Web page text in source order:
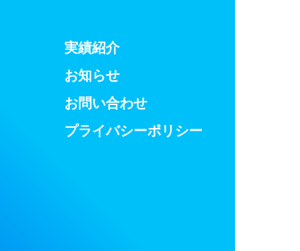
実績紹介
お知らせ
お問い合わせ
プライバシーポリシー